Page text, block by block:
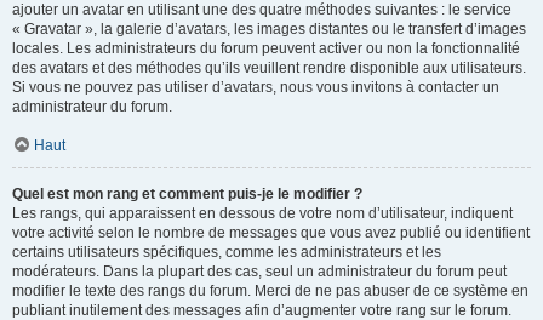
ajouter un avatar en utilisant une des quatre méthodes suivantes : le service
« Gravatar », la galerie d’avatars, les images distantes ou le transfert d’images
locales. Les administrateurs du forum peuvent activer ou non la fonctionnalité
des avatars et des méthodes qu’ils veuillent rendre disponible aux utilisateurs.
Si vous ne pouvez pas utiliser d’avatars, nous vous invitons à contacter un
administrateur du forum.
Haut
Quel est mon rang et comment puis-je le modifier ?
Les rangs, qui apparaissent en dessous de votre nom d’utilisateur, indiquent
votre activité selon le nombre de messages que vous avez publié ou identifient
certains utilisateurs spécifiques, comme les administrateurs et les
modérateurs. Dans la plupart des cas, seul un administrateur du forum peut
modifier le texte des rangs du forum. Merci de ne pas abuser de ce système en
publiant inutilement des messages afin d’augmenter votre rang sur le forum.